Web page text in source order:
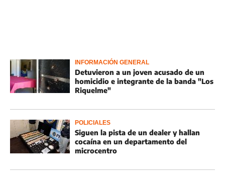
INFORMACIÓN GENERAL
Detuvieron a un joven acusado de un
homicidio e integrante de la banda "Los
Riquelme"
POLICIALES
Siguen la pista de un dealer y hallan
cocaína en un departamento del
microcentro